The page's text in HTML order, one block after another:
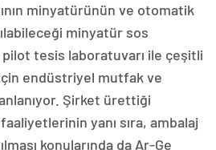
minyatürünün ve otomatik
minyatür sos
pilot tesis laboratuvarı ile çeşitli
endüstriyel mutfak ve
Şirket ürettiği
yanı sıra, ambalaj
konularında da Ar-Ge